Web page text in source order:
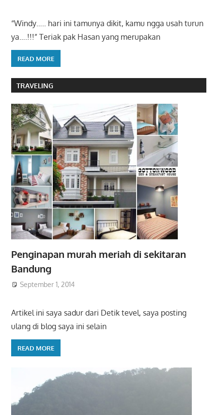
“Windy….. hari ini tamunya dikit, kamu ngga usah turun
ya….!!!” Teriak pak Hasan yang merupakan
READ MORE
TRAVELING
Penginapan murah meriah di sekitaran
Bandung
September 1, 2014
Artikel ini saya sadur dari Detik tevel, saya posting
ulang di blog saya ini selain
READ MORE